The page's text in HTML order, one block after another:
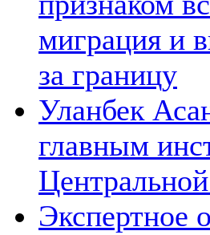
миграция и
за границу
Уланбек
главным
Экспертное